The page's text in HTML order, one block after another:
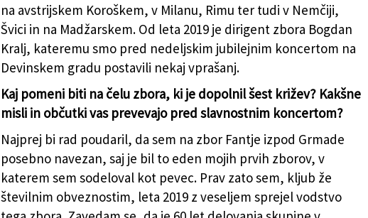
na avstrijskem Koroškem, v Milanu, Rimu ter tudi v Nemčiji,
Švici in na Madžarskem. Od leta 2019 je dirigent zbora Bogdan
Kralj, kateremu smo pred nedeljskim jubilejnim koncertom na
Devinskem gradu postavili nekaj vprašanj.
Kaj pomeni biti na čelu zbora, ki je dopolnil šest križev? Kakšne
misli in občutki vas prevevajo pred slavnostnim koncertom?
Najprej bi rad poudaril, da sem na zbor Fantje izpod Grmade
posebno navezan, saj je bil to eden mojih prvih zborov, v
katerem sem sodeloval kot pevec. Prav zato sem, kljub že
številnim obveznostim, leta 2019 z veseljem sprejel vodstvo